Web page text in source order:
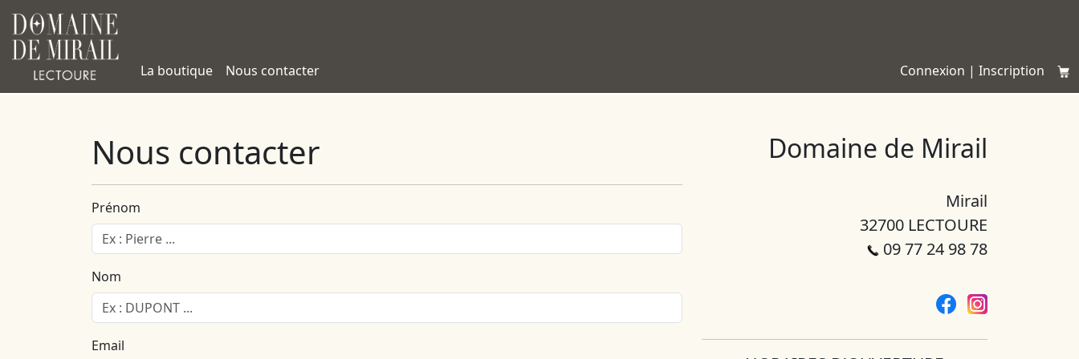
La boutique Nous contacter Connexion | Inscription
Nous contacter
Prénom
Nom
Email
Domaine de Mirail
Mirail
32700 LECTOURE
09 77 24 98 78